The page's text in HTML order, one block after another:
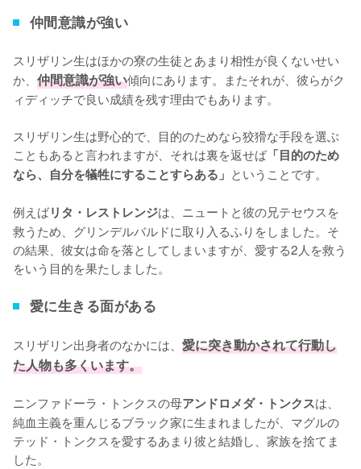
仲間意識が強い
スリザリン生はほかの寮の生徒とあまり相性が良くないせい
か、 仲間意識が強い傾向にあります。またそれが、彼らがク
ィディッチで良い成績を残す理由でもあります。
スリザリン生は野心的で、目的のためなら狡猾な手段を選ぶ
こともあると言われますが、それは裏を返せば 「目的のため
なら、自分を犠牲にすることすらある」 ということです。
例えばリタ・レストレンジは、ニュートと彼の兄テセウスを
救うため、グリンデルバルドに取り入るふりをしました。そ
の結果、彼女は命を落としてしまいますが、愛する2人を救う
をいう目的を果たしました。
愛に生きる面がある
スリザリン出身者のなかには、 愛に突き動かされて行動し
た人物も多くいます。
ニンファドーラ・トンクスの母アンドロメダ・トンクスは、
純血主義を重んじるブラック家に生まれましたが、マグルの
テッド・トンクスを愛するあまり彼と結婚し、家族を捨てま
した。